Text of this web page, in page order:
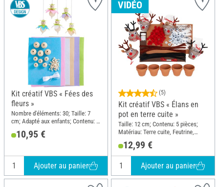
Kit créatif VBS « Fées des
fleurs »
Nombre d'éléments: 30; Taille: 7
cm; Adapté aux enfants; Contenu: 5
10,95 €
Ajouter au panier
VIDÉO
(5)
Kit créatif VBS « Élans en
pot en terre cuite »
Taille: 12 cm; Contenu: 5 pièces;
Matériau: Terre cuite, Feutrine,
12,99 €
Ajouter au panier